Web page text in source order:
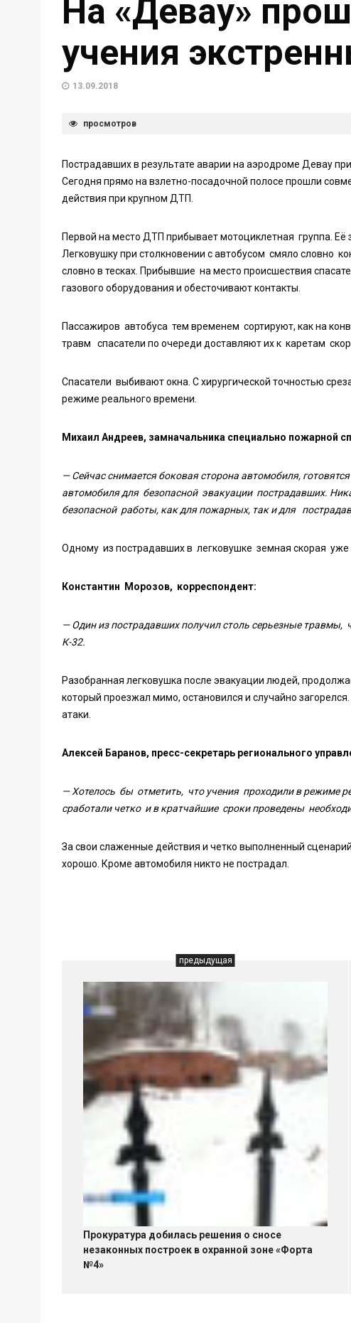
На «Девау»
учения
13.09.2018
просмотров
Пострадавших в результате аварии на аэродроме Девау
Сегодня прямо на взлетно-посадочной полосе прошли
действия при крупном ДТП.
Первой на место ДТП прибывает мотоциклетная группа.
Легковушку при столкновении с автобусом смяло словно
словно в тесках. Прибывшие на место происшествия
газового оборудования и обесточивают контакты.
Пассажиров автобуса тем временем сортируют, как на
травм спасатели по очереди доставляют их к каретам
Спасатели выбивают окна. С хирургической точностью
режиме реального времени.
Михаил Андреев, замначальника специально пожарной
— Сейчас снимается боковая сторона автомобиля,
автомобиля для безопасной эвакуации пострадавших.
безопасной работы, как для пожарных, так и для
Одному из пострадавших в легковушке земная скорая уже
Константин Морозов, корреспондент:
— Один из пострадавших получил столь серьезные травмы,
К-32.
Разобранная легковушка после эвакуации людей,
который проезжал мимо, остановился и случайно
атаки.
Алексей Баранов, пресс-секретарь регионального
— Хотелось бы отметить, что учения проходили в режиме
сработали четко и в кратчайшие сроки проведены
За свои слаженные действия и четко выполненный
хорошо. Кроме автомобиля никто не пострадал.
предыдущая
Прокуратура добилась решения о сносе
незаконных построек в охранной зоне «Форта
№4»